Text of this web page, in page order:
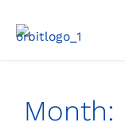
Month: